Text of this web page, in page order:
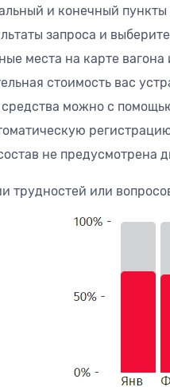
и конечный пункты
запроса и
места на карте
стоимость вас
средства можно с
не предусмотрена
трудностей или